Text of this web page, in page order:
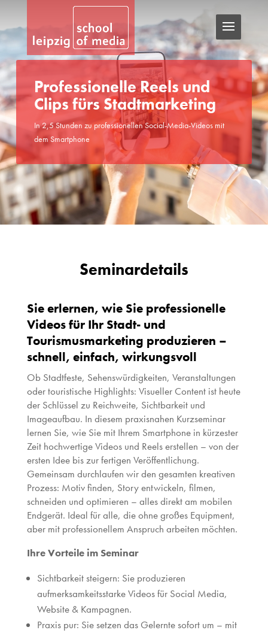
Professionelle Reels und
Clips fürs Stadtmarketing
In 2,5 Stunden zu professionellen Social-Media-Videos mit
dem Smartphone
Seminardetails
Sie erlernen, wie Sie professionelle
Videos für Ihr Stadt- und
Tourismusmarketing produzieren –
schnell, einfach, wirkungsvoll
Ob Stadtfeste, Sehenswürdigkeiten, Veranstaltungen
oder touristische Highlights: Visueller Content ist heute
der Schlüssel zu Reichweite, Sichtbarkeit und
Imageaufbau. In diesem praxisnahen Kurzseminar
lernen Sie, wie Sie mit Ihrem Smartphone in kürzester
Zeit hochwertige Videos und Reels erstellen – von der
ersten Idee bis zur fertigen Veröffentlichung.
Gemeinsam durchlaufen wir den gesamten kreativen
Prozess: Motiv finden, Story entwickeln, filmen,
schneiden und optimieren – alles direkt am mobilen
Endgerät. Ideal für alle, die ohne großes Equipment,
aber mit professionellem Anspruch arbeiten möchten.
Ihre Vorteile im Seminar
Sichtbarkeit steigern: Sie produzieren
aufmerksamkeitsstarke Videos für Social Media,
Website & Kampagnen.
Praxis pur: Sie setzen das Gelernte sofort um – mit